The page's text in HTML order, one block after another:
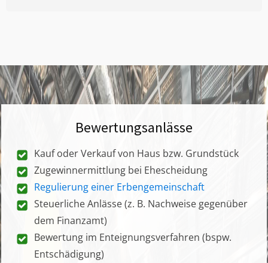
Bewertungsanlässe
Kauf oder Verkauf von Haus bzw. Grundstück
Zugewinnermittlung bei Ehescheidung
Regulierung einer Erbengemeinschaft
Steuerliche Anlässe (z. B. Nachweise gegenüber
dem Finanzamt)
Bewertung im Enteignungsverfahren (bspw.
Entschädigung)